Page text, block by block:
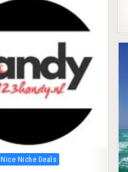
Posted in
Nice Niche Deals